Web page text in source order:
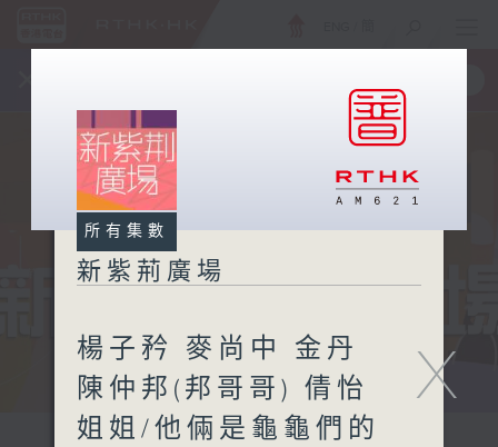
X
所有集數
新紫荊廣場
楊子矜 麥尚中 金丹
陳仲邦(邦哥哥) 倩怡
姐姐/他倆是龜龜們的